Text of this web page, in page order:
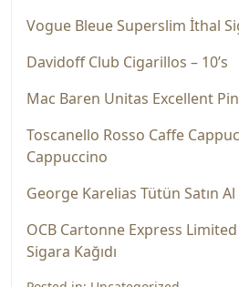
Vogue Bleue Superslim İthal
Davidoff Club Cigarillos – 10’s
Mac Baren Unitas Excellent
Toscanello Rosso Caffe
Cappuccino
George Karelias Tütün Satın
OCB Cartonne Express
Sigara Kağıdı